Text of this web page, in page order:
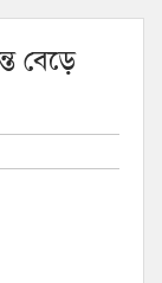
বেড়ে